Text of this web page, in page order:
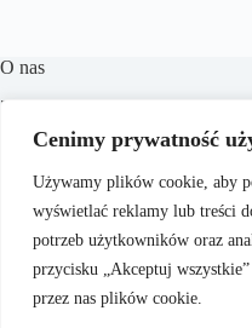
Cenimy prywatność
Używamy plików cookie, aby
wyświetlać reklamy lub treści
potrzeb użytkowników oraz
przycisku „Akceptuj
przez nas plików cookie.
O nas
​38Milionow.pl to portal
informacje i analizy z dziedzin
praca, technologia, marketing i
dostarczanie rzetelnych treści,
podejmowaniu świadomych
działania. Dbamy o to, aby
dostępne dla każdego,